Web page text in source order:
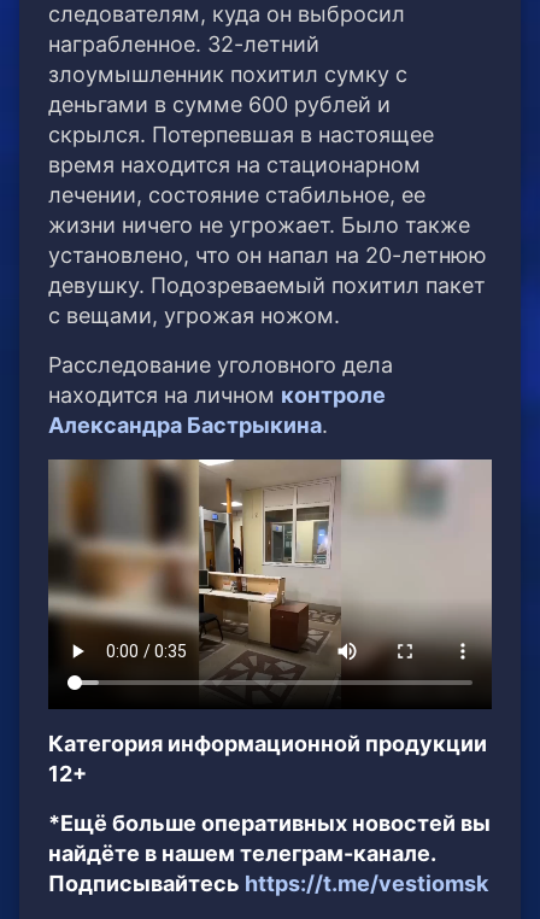
следователям, куда он выбросил
награбленное. 32-летний
злоумышленник похитил сумку с
деньгами в сумме 600 рублей и
скрылся. Потерпевшая в настоящее
время находится на стационарном
лечении, состояние стабильное, ее
жизни ничего не угрожает. Было также
установлено, что он напал на 20-летнюю
девушку. Подозреваемый похитил пакет
с вещами, угрожая ножом.
Расследование уголовного дела
находится на личном контроле
Александра Бастрыкина.
Категория информационной продукции
12+
*Ещё больше оперативных новостей вы
найдёте в нашем телеграм-канале.
Подписывайтесь https://t.me/vestiomsk